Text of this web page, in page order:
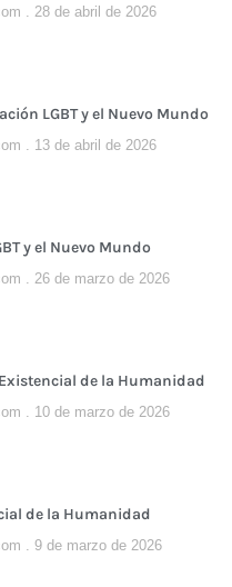
28 de abril de 2026
LGBT y el Nuevo Mundo
13 de abril de 2026
y el Nuevo Mundo
26 de marzo de 2026
de la Humanidad
10 de marzo de 2026
de la Humanidad
9 de marzo de 2026